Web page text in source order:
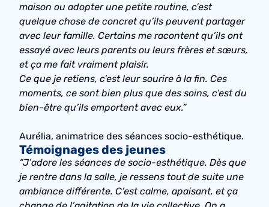
maison ou adopter une petite routine, c’est
quelque chose de concret qu’ils peuvent partager
avec leur famille. Certains me racontent qu’ils ont
essayé avec leurs parents ou leurs frères et sœurs,
et ça me fait vraiment plaisir.
Ce que je retiens, c’est leur sourire à la fin. Ces
moments, ce sont bien plus que des soins, c’est du
bien-être qu’ils emportent avec eux.”
Aurélia, animatrice des séances socio-esthétique.
Témoignages des jeunes
“J’adore les séances de socio-esthétique. Dès que
je rentre dans la salle, je ressens tout de suite une
ambiance différente. C’est calme, apaisant, et ça